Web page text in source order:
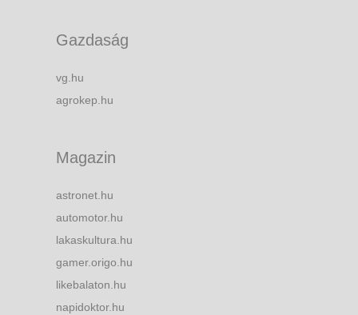
Gazdaság
vg.hu
agrokep.hu
Magazin
astronet.hu
automotor.hu
lakaskultura.hu
gamer.origo.hu
likebalaton.hu
napidoktor.hu